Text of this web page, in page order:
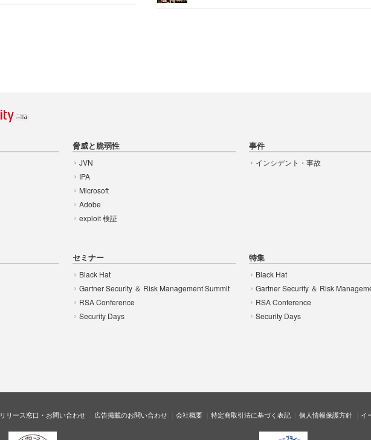
脅威と脆弱性
JVN
IPA
Microsoft
Adobe
exploit 検証
事件
インシデント・事故
セミナー
Black Hat
Gartner Security ＆ Risk Management Summit
RSA Conference
Security Days
特集
Black Hat
Gartner Security ＆ Risk
RSA Conference
Security Days
リリース窓口・お問い合わせ 広告掲載のお問い合わせ 会社概要 特定商取引法に基づく表記 個人情報保護方針 イ